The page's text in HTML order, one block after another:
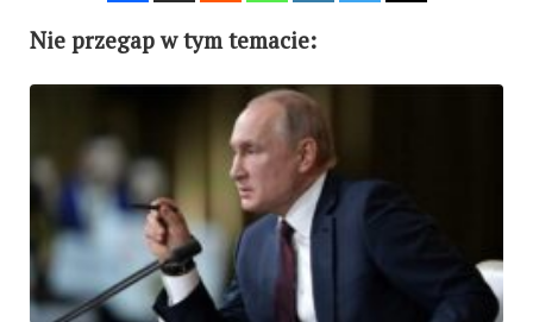
Nie przegap w tym temacie: